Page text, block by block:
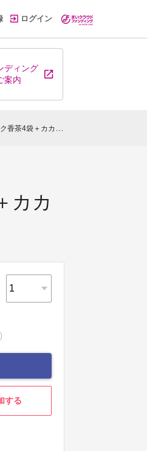
ログイン
ディング
案内
ダー70g＋カカオニブ70g
カカ
する